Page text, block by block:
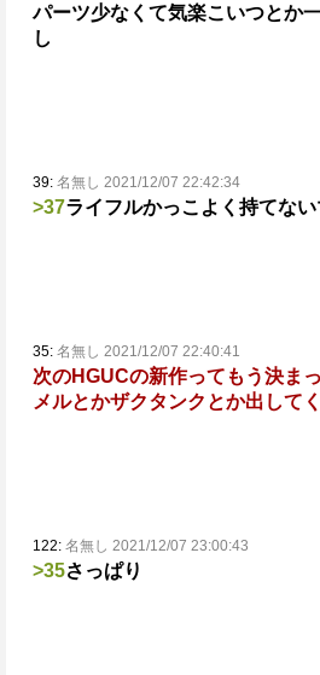
パーツ少なくて気楽こいつとか
し
39: 名無し 2021/12/07 22:42:34
>37ライフルかっこよく持てな
35: 名無し 2021/12/07 22:40:41
次のHGUCの新作ってもう決ま
メルとかザクタンクとか出して
122: 名無し 2021/12/07 23:00:43
>35さっぱり